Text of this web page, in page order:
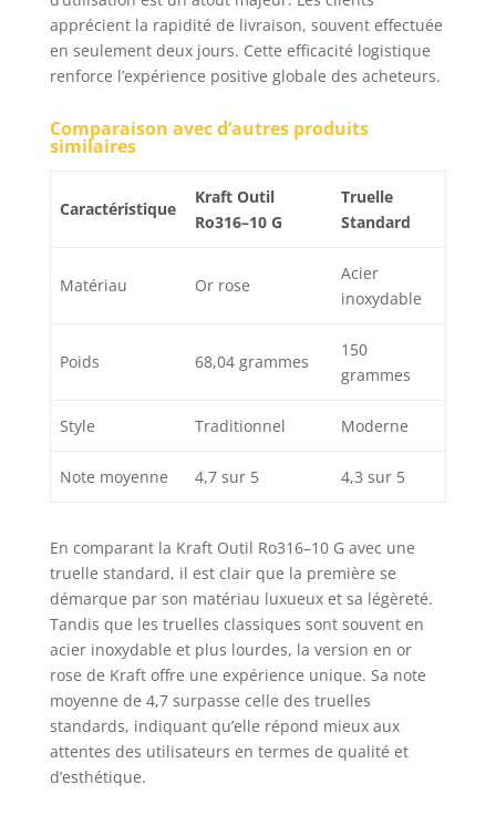
apprécient la rapidité de livraison, souvent effectuée
en seulement deux jours. Cette efficacité logistique
renforce l’expérience positive globale des acheteurs.
Comparaison avec d’autres produits
similaires
Caractéristique
Kraft Outil
Ro316–10 G
Truelle
Standard
Matériau Or rose
Acier
inoxydable
Poids 68,04 grammes
150
grammes
Style Traditionnel Moderne
Note moyenne 4,7 sur 5 4,3 sur 5
En comparant la Kraft Outil Ro316–10 G avec une
truelle standard, il est clair que la première se
démarque par son matériau luxueux et sa légèreté.
Tandis que les truelles classiques sont souvent en
acier inoxydable et plus lourdes, la version en or
rose de Kraft offre une expérience unique. Sa note
moyenne de 4,7 surpasse celle des truelles
standards, indiquant qu’elle répond mieux aux
attentes des utilisateurs en termes de qualité et
d’esthétique.